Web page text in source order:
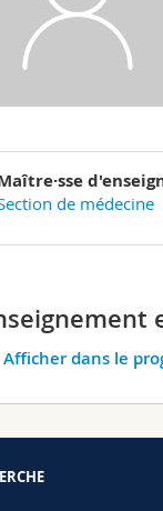
de médecine
Afficher dans le